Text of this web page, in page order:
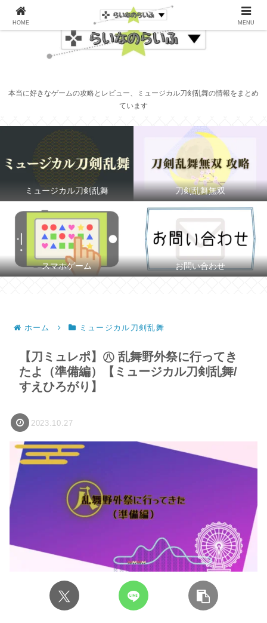
本当に好きなゲームの攻略とレビュー、ミュージカル刀剣乱舞の情報をまとめ
ています
ミュージカル刀剣乱舞 刀剣乱舞無双
スマホゲーム お問い合わせ
ホーム ミュージカル刀剣乱舞
【刀ミュレポ】㊇ 乱舞野外祭に行ってき
たよ（準備編）【ミュージカル刀剣乱舞/
すえひろがり】
2023.10.27
HOME MENU